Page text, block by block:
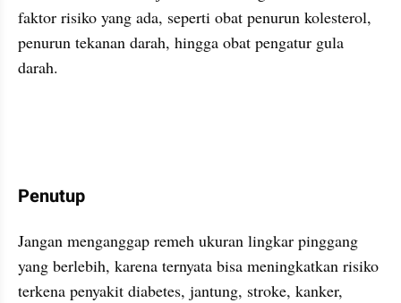
faktor risiko yang ada, seperti obat penurun kolesterol,
penurun tekanan darah, hingga obat pengatur gula
darah.
Penutup
Jangan menganggap remeh ukuran lingkar pinggang
yang berlebih, karena ternyata bisa meningkatkan risiko
terkena penyakit diabetes, jantung, stroke, kanker,